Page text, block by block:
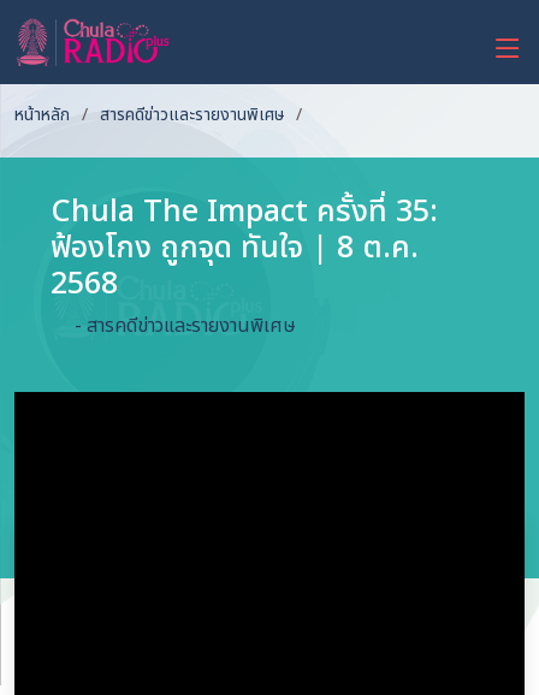
หน้าหลัก สารคดีข่าวและรายงานพิเศษ
Chula The Impact ครั้งที่ 35:
ฟ้องโกง ถูกจุด ทันใจ | 8 ต.ค.
2568
- สารคดีข่าวและรายงานพิเศษ